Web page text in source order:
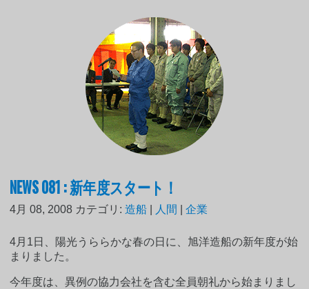
NEWS 081 : 新年度スタート！
4月 08, 2008 カテゴリ:造船 人間 |企業
4月1日、陽光うららかな春の日に、旭洋造船の新年度が始
まりました。
今年度は、異例の協力会社を含む全員朝礼から始まりまし